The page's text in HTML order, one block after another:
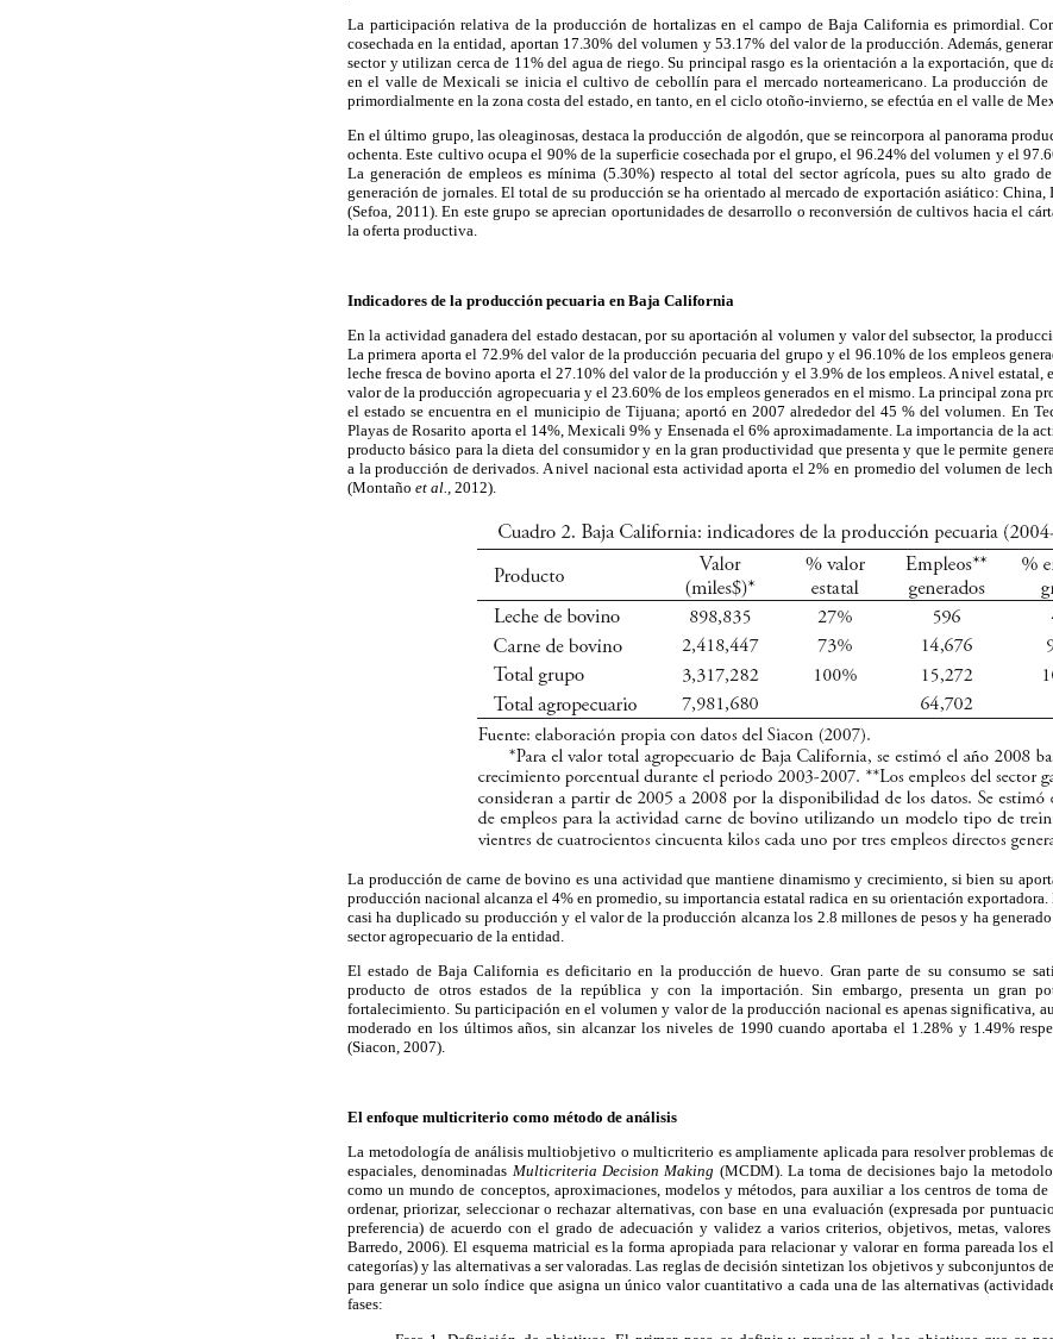
La participación relativa de la producción de hortalizas en el campo de Baja California es primordial.
cosechada en la entidad, aportan 17.30% del volumen y 53.17% del valor de la producción. Además,
sector y utilizan cerca de 11% del agua de riego. Su principal rasgo es la orientación a la exportación, que
en el valle de Mexicali se inicia el cultivo de cebollín para el mercado norteamericano. La producción de
primordialmente en la zona costa del estado, en tanto, en el ciclo otoño-invierno, se efectúa en el valle de
En el último grupo, las oleaginosas, destaca la producción de algodón, que se reincorpora al panorama
ochenta. Este cultivo ocupa el 90% de la superficie cosechada por el grupo, el 96.24% del volumen y el
La generación de empleos es mínima (5.30%) respecto al total del sector agrícola, pues su alto grado
generación de jornales. El total de su producción se ha orientado al mercado de exportación asiático:
(Sefoa, 2011). En este grupo se aprecian oportunidades de desarrollo o reconversión de cultivos hacia el
la oferta productiva.
Indicadores de la producción pecuaria en Baja California
En la actividad ganadera del estado destacan, por su aportación al volumen y valor del subsector, la
La primera aporta el 72.9% del valor de la producción pecuaria del grupo y el 96.10% de los empleos
leche fresca de bovino aporta el 27.10% del valor de la producción y el 3.9% de los empleos. A nivel estatal,
valor de la producción agropecuaria y el 23.60% de los empleos generados en el mismo. La principal zona
el estado se encuentra en el municipio de Tijuana; aportó en 2007 alrededor del 45 % del volumen. En
Playas de Rosarito aporta el 14%, Mexicali 9% y Ensenada el 6% aproximadamente. La importancia de la
producto básico para la dieta del consumidor y en la gran productividad que presenta y que le permite
a la producción de derivados. A nivel nacional esta actividad aporta el 2% en promedio del volumen de
(Montaño et al., 2012).
La producción de carne de bovino es una actividad que mantiene dinamismo y crecimiento, si bien su
producción nacional alcanza el 4% en promedio, su importancia estatal radica en su orientación
casi ha duplicado su producción y el valor de la producción alcanza los 2.8 millones de pesos y ha
sector agropecuario de la entidad.
El estado de Baja California es deficitario en la producción de huevo. Gran parte de su consumo se
producto de otros estados de la república y con la importación. Sin embargo, presenta un gran
fortalecimiento. Su participación en el volumen y valor de la producción nacional es apenas significativa,
moderado en los últimos años, sin alcanzar los niveles de 1990 cuando aportaba el 1.28% y 1.49%
(Siacon, 2007).
El enfoque multicriterio como método de análisis
La metodología de análisis multiobjetivo o multicriterio es ampliamente aplicada para resolver problemas
espaciales, denominadas Multicriteria Decision Making (MCDM). La toma de decisiones bajo la
como un mundo de conceptos, aproximaciones, modelos y métodos, para auxiliar a los centros de toma de
ordenar, priorizar, seleccionar o rechazar alternativas, con base en una evaluación (expresada por
preferencia) de acuerdo con el grado de adecuación y validez a varios criterios, objetivos, metas,
Barredo, 2006). El esquema matricial es la forma apropiada para relacionar y valorar en forma pareada los
categorías) y las alternativas a ser valoradas. Las reglas de decisión sintetizan los objetivos y subconjuntos
para generar un solo índice que asigna un único valor cuantitativo a cada una de las alternativas
fases: